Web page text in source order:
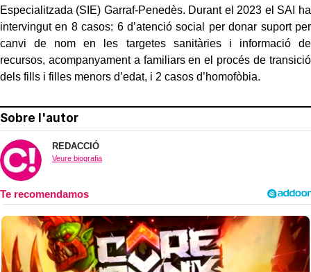
Especialitzada (SIE) Garraf-Penedès. Durant el 2023 el SAI ha
intervingut en 8 casos: 6 d’atenció social per donar suport per
canvi de nom en les targetes sanitàries i informació de
recursos, acompanyament a familiars en el procés de transició
dels fills i filles menors d’edat, i 2 casos d’homofòbia.
Sobre l'autor
REDACCIÓ
Veure biografia